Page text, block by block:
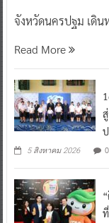
จังหวัดนครปฐม เดิน
Read More
5 สิงหาคม 2026 0